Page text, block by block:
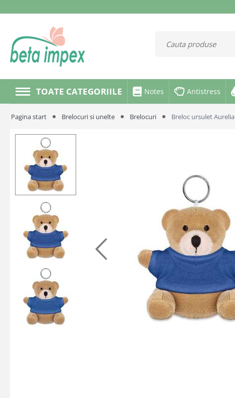
TOATE CATEGORIILE Notes Antistress
Pagina start Brelocuri si unelte Brelocuri Breloc ursulet Aurelia